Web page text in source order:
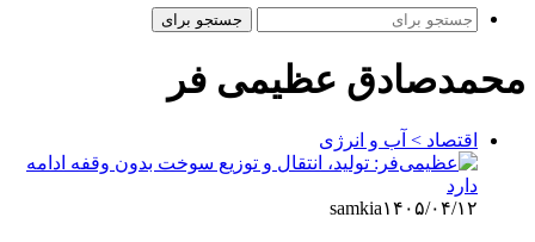
جستجو برای
محمدصادق عظیمی فر
اقتصاد > آب و انرژی
samkia۱۴۰۵/۰۴/۱۲